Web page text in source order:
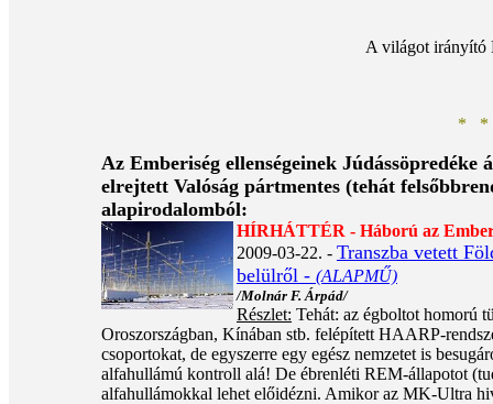
A világot irányító
*
Az Emberiség ellenségeinek
elrejtett Valóság pártmentes (tehát
alapirodalomból:
HÍRHÁTTÉR - Háború az
2009-03-22. - Transzba vetett
belülről - (ALAPMŰ)
/Molnár F. Árpád/
Részlet: Tehát: az égboltot homorú
Oroszországban, Kínában stb. felépített HAARP-
csoportokat, de egyszerre egy egész nemzetet is
alfahullámú kontroll alá! De ébrenléti REM-állapotot
alfahullámokkal lehet előidézni. Amikor az MK-Ultra